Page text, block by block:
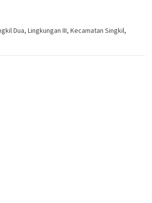
Dua, Lingkungan III, Kecamatan Singkil,